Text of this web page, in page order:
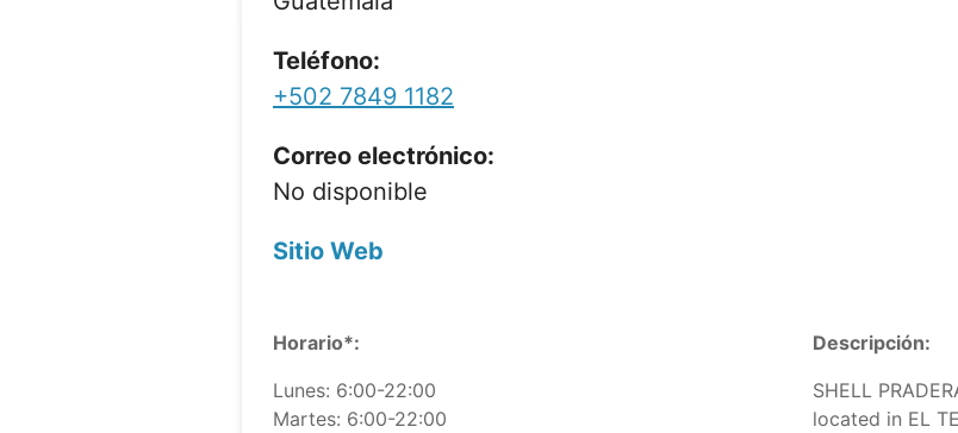
Teléfono:
+502 7849 1182
Correo electrónico:
No disponible
Sitio Web
Horario*:
Lunes: 6:00-22:00
Martes: 6:00-22:00
Descripción:
SHELL
located in EL